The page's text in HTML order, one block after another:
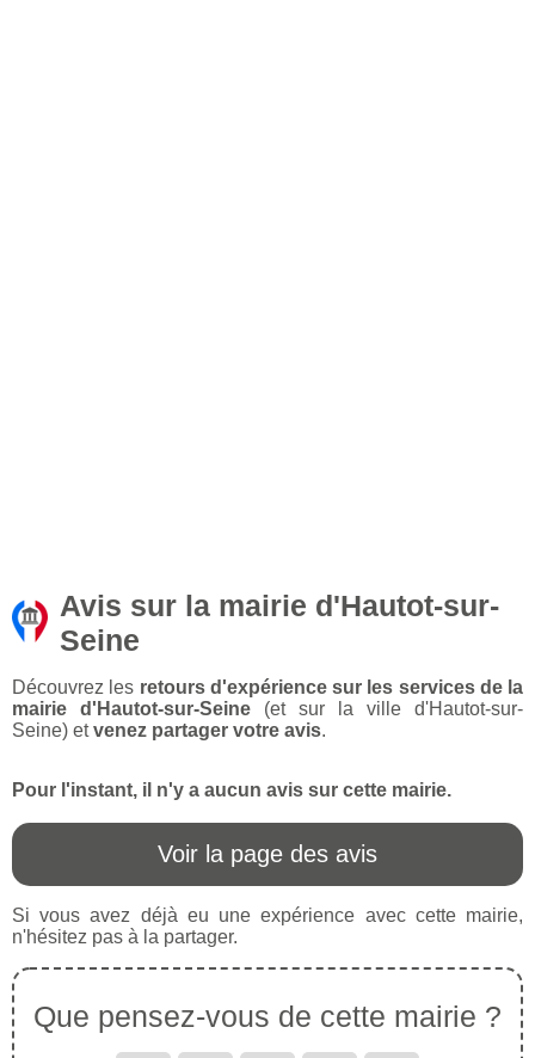
Avis sur la mairie d'Hautot-sur-
Seine
Découvrez les retours d'expérience sur les services de la
mairie d'Hautot-sur-Seine (et sur la ville d'Hautot-sur-
Seine) etvenez partager votre avis.
Pour l'instant, il n'y a aucun avis sur cette mairie.
Voir la page des avis
Si vous avez déjà eu une expérience avec cette mairie,
n'hésitez pas à la partager.
Que pensez-vous de cette mairie ?